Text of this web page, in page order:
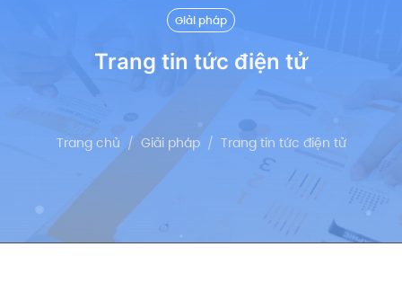
Giải pháp
Trang tin tức điện tử
Trang chủ Giải pháp Trang tin tức điện tử